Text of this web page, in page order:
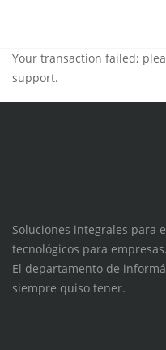
Your transaction failed;
support.
Soluciones integrales para
tecnológicos para empresas.
El departamento de
siempre quiso tener.